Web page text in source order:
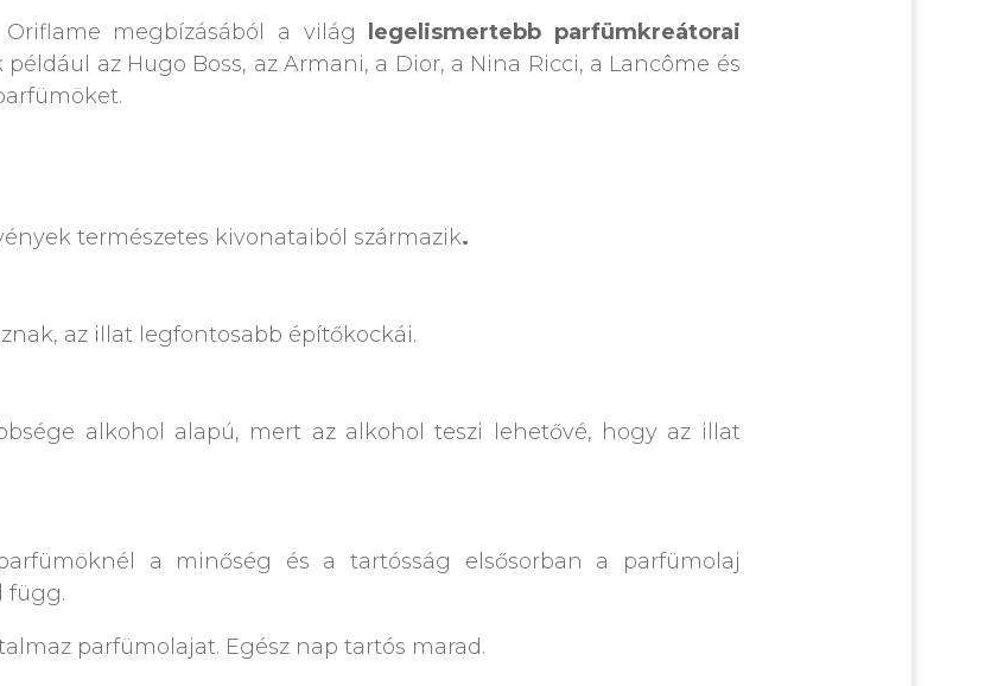
megbízásából a világ
legelismertebb parfümkreátorai
az Hugo Boss, az Armani, a Dior, a Nina Ricci, a Lancôme és
természetes kivonataiból származik.
az illat legfontosabb építőkockái.
alkohol alapú, mert az alkohol teszi lehetővé, hogy az illat
a minőség és a tartósság elsősorban a parfümolaj
függ.
parfümolajat. Egész nap tartós marad.